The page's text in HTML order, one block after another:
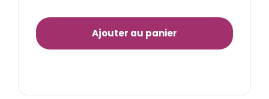
Ajouter au panier